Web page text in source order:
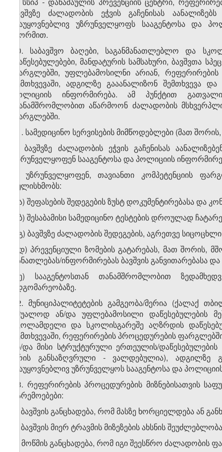
ბავშვზე ძალადობის ეჭვის გაჩენისას
დაუყოვნებლივ უზრუნველყოფს სააგენტოსა და
ფორმით.
10. საბავშვო ბაღები, საგანმანათლებლო და
დაწესებულებები, მანდატურის სამსახური, ბავშვთა
ფარგლებში, უფლებამოსილნი არიან,
შემთხვევაში, ადგილზე გააანალიზონ შემთხვევა
პოლიციის ინფორმირება. ამ პუნქტით
თანამშრომლობით აწარმოონ ძალადობის
ფარგლებში.
11. სამედიცინო სერვისების მიმწოდებლები (მათ
ა) ბავშვზე ძალადობის ეჭვის გაჩენისას
უზრუნველყოფენ სააგენტოსა და პოლიციის
ბ) უზრუნველყოფენ, თავიანთი კომპეტენციის
გულისხმობს:
ბ.ა) შეფასების შედეგების ზუსტ დოკუმენტირებასა და
ბ.ბ) შესაბამისი სამედიცინო ტესტების დროულად
ბ.გ) ბავშვზე ძალადობის შედეგების, აგრეთვე
ბ.დ) პრევენციული ზომების გატარებას, მათ შორის,
განათლებას/ინფორმირებას ბავშვის განვითარებასა და
ბ.ე) სააგენტოსთან თანამშრომლობით
მდგომარეობაზე.
12. მუნიციპალიტეტების გამგეობა/მერია (ქალაქ
უშუალოდ ან/და უფლებამოსილი დაწესებულების
სკოლამდელი და სკოლისგარეშე აღზრდის
შემთხვევაში, რეფერირების პროცედურების
ან/და მისი სტრუქტურული ერთეულის/
არის განსაზღვრული - ვალდებულია), ადგილზე
დაუყოვნებლივ უზრუნველყოს სააგენტოსა და
13. რეფერირების პროცედურების მიზნებისათვის
გარემოებები:
ა) ბავშვის განცხადება, რომ მასზე ხორციელდება ან
ბ) ბავშვის მიერ ტრავმის მიზეზების ახსნის
გ) მოწმის განცხადება, რომ იგი შეესწრო ძალადობის